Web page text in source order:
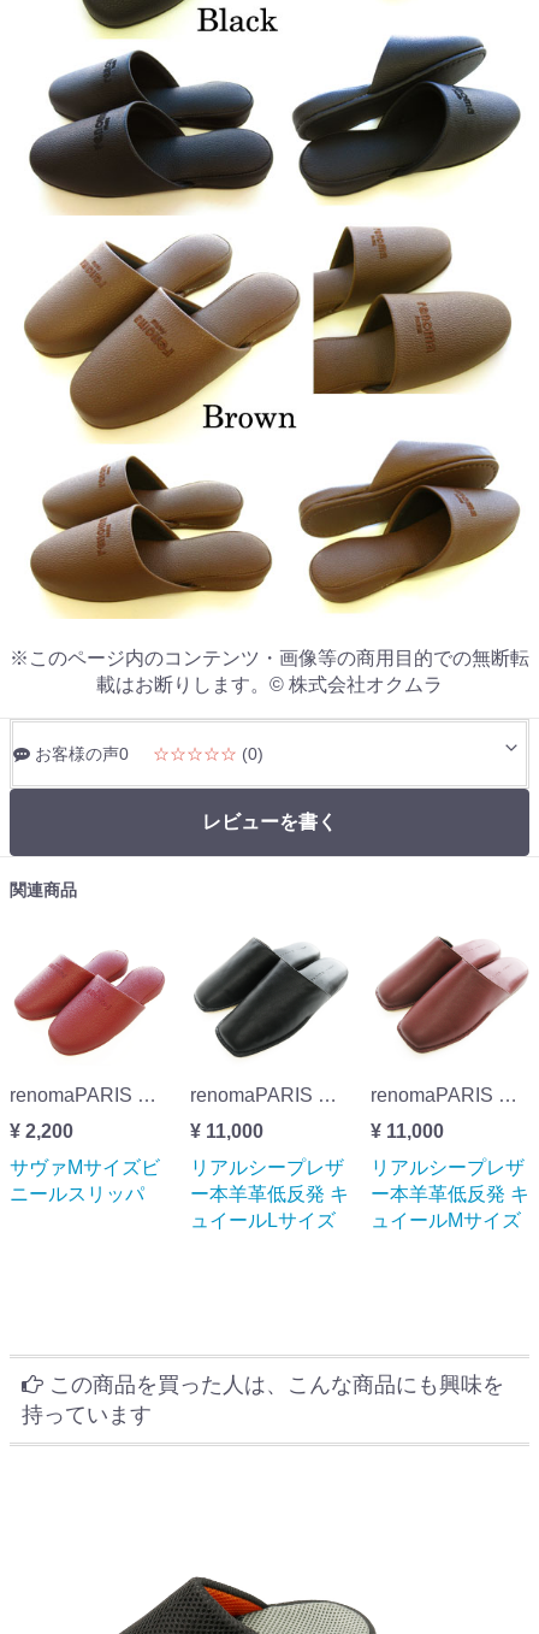
※このページ内のコンテンツ・画像等の商用目的での無断転
載はお断りします。© 株式会社オクムラ
お客様の声0 ☆☆☆☆☆ (0)
レビューを書く
関連商品
renomaPARIS レノマ・パリス サヴァMサイズビニールスリッパ
¥ 2,200
サヴァMサイズビ
ニールスリッパ
renomaPARIS レノマ・パリス リアルシープレザー本羊革低反発 キュイールLサイズ
¥ 11,000
リアルシープレザ
ー本羊革低反発 キ
ュイールLサイズ
renomaPARIS レノマ・パリス リアルシープレザー本羊革低反発 キュイールMサイズ
¥ 11,000
リアルシープレザ
ー本羊革低反発 キ
ュイールMサイズ
この商品を買った人は、こんな商品にも興味を
持っています